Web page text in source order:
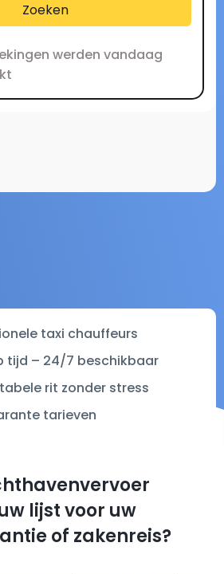
taxi chauffeurs
tijd – 24/7 beschikbaar
rit zonder stress
tarieven
Zoeken
werden vandaag
lijst voor uw
of zakenreis?